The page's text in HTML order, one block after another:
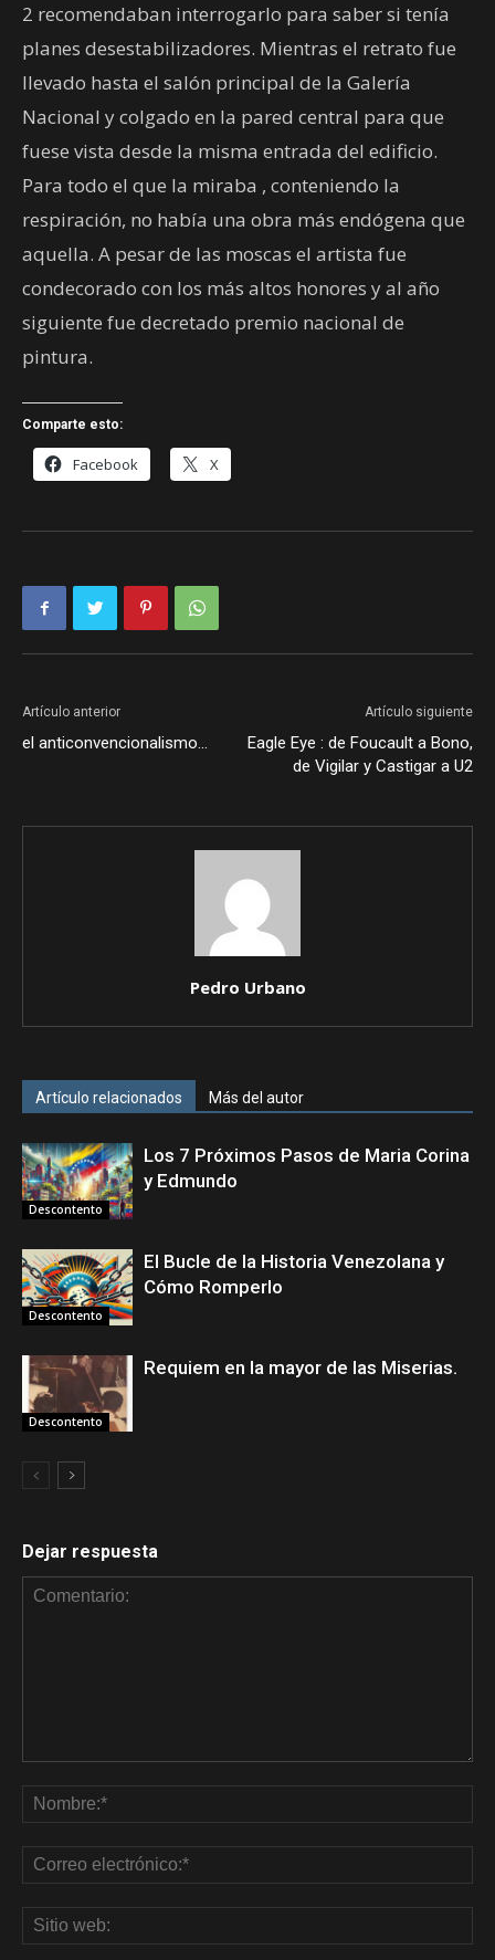
2 recomendaban interrogarlo para saber si tenía
planes desestabilizadores. Mientras el retrato fue
llevado hasta el salón principal de la Galería
Nacional y colgado en la pared central para que
fuese vista desde la misma entrada del edificio.
Para todo el que la miraba , conteniendo la
respiración, no había una obra más endógena que
aquella. A pesar de las moscas el artista fue
condecorado con los más altos honores y al año
siguiente fue decretado premio nacional de
pintura.
Comparte esto:
Facebook X
Artículo anterior
el anticonvencionalismo…
Artículo siguiente
Eagle Eye : de Foucault a Bono,
de Vigilar y Castigar a U2
Pedro Urbano
Artículo relacionados Más del autor
Descontento
Los 7 Próximos Pasos de Maria Corina
y Edmundo
Descontento
El Bucle de la Historia Venezolana y
Cómo Romperlo
Descontento
Requiem en la mayor de las Miserias.
Dejar respuesta